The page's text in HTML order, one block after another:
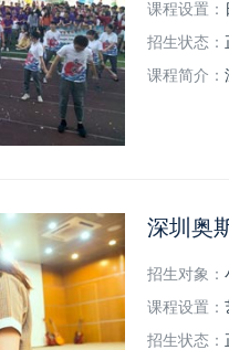
课程设置：
招生状态：
课程简介：
深圳奥
招生对象：
课程设置：
招生状态：